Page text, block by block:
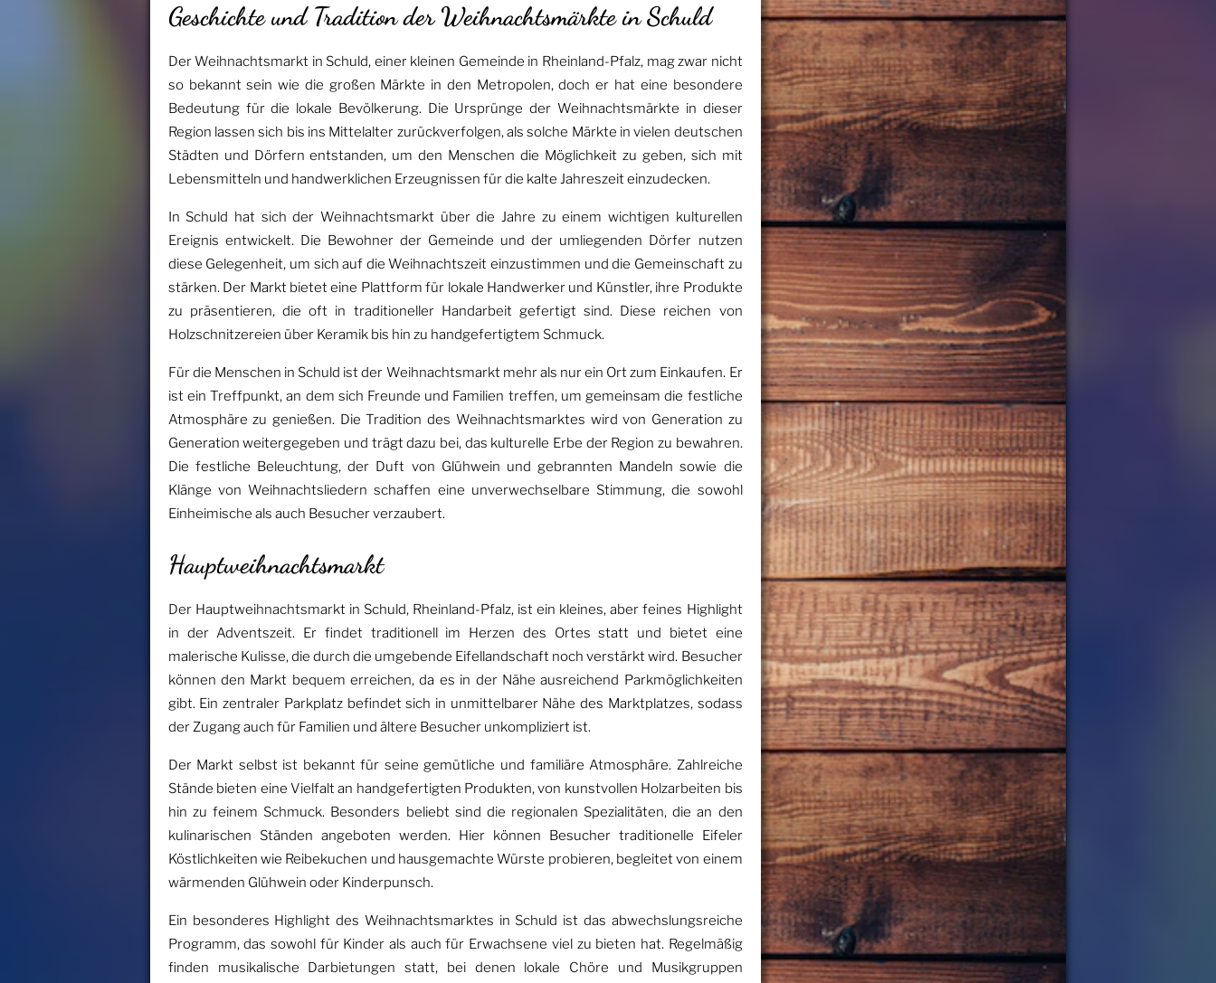
Geschichte und Tradition der Weihnachtsmärkte in Schuld
Der Weihnachtsmarkt in Schuld, einer kleinen Gemeinde in Rheinland-Pfalz, mag zwar nicht
so bekannt sein wie die großen Märkte in den Metropolen, doch er hat eine besondere
Bedeutung für die lokale Bevölkerung. Die Ursprünge der Weihnachtsmärkte in dieser
Region lassen sich bis ins Mittelalter zurückverfolgen, als solche Märkte in vielen deutschen
Städten und Dörfern entstanden, um den Menschen die Möglichkeit zu geben, sich mit
Lebensmitteln und handwerklichen Erzeugnissen für die kalte Jahreszeit einzudecken.
In Schuld hat sich der Weihnachtsmarkt über die Jahre zu einem wichtigen kulturellen
Ereignis entwickelt. Die Bewohner der Gemeinde und der umliegenden Dörfer nutzen
diese Gelegenheit, um sich auf die Weihnachtszeit einzustimmen und die Gemeinschaft zu
stärken. Der Markt bietet eine Plattform für lokale Handwerker und Künstler, ihre Produkte
zu präsentieren, die oft in traditioneller Handarbeit gefertigt sind. Diese reichen von
Holzschnitzereien über Keramik bis hin zu handgefertigtem Schmuck.
Für die Menschen in Schuld ist der Weihnachtsmarkt mehr als nur ein Ort zum Einkaufen. Er
ist ein Treffpunkt, an dem sich Freunde und Familien treffen, um gemeinsam die festliche
Atmosphäre zu genießen. Die Tradition des Weihnachtsmarktes wird von Generation zu
Generation weitergegeben und trägt dazu bei, das kulturelle Erbe der Region zu bewahren.
Die festliche Beleuchtung, der Duft von Glühwein und gebrannten Mandeln sowie die
Klänge von Weihnachtsliedern schaffen eine unverwechselbare Stimmung, die sowohl
Einheimische als auch Besucher verzaubert.
Hauptweihnachtsmarkt
Der Hauptweihnachtsmarkt in Schuld, Rheinland-Pfalz, ist ein kleines, aber feines Highlight
in der Adventszeit. Er findet traditionell im Herzen des Ortes statt und bietet eine
malerische Kulisse, die durch die umgebende Eifellandschaft noch verstärkt wird. Besucher
können den Markt bequem erreichen, da es in der Nähe ausreichend Parkmöglichkeiten
gibt. Ein zentraler Parkplatz befindet sich in unmittelbarer Nähe des Marktplatzes, sodass
der Zugang auch für Familien und ältere Besucher unkompliziert ist.
Der Markt selbst ist bekannt für seine gemütliche und familiäre Atmosphäre. Zahlreiche
Stände bieten eine Vielfalt an handgefertigten Produkten, von kunstvollen Holzarbeiten bis
hin zu feinem Schmuck. Besonders beliebt sind die regionalen Spezialitäten, die an den
kulinarischen Ständen angeboten werden. Hier können Besucher traditionelle Eifeler
Köstlichkeiten wie Reibekuchen und hausgemachte Würste probieren, begleitet von einem
wärmenden Glühwein oder Kinderpunsch.
Ein besonderes Highlight des Weihnachtsmarktes in Schuld ist das abwechslungsreiche
Programm, das sowohl für Kinder als auch für Erwachsene viel zu bieten hat. Regelmäßig
finden musikalische Darbietungen statt, bei denen lokale Chöre und Musikgruppen